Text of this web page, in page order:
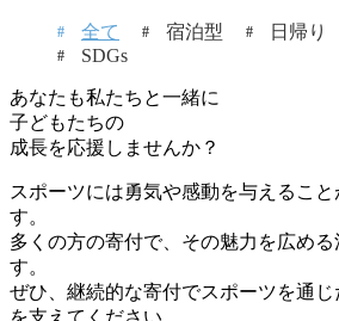
全て 宿泊型 日帰り
SDGs
あなたも私たちと一緒に
子どもたちの
成長を応援しませんか？
スポーツには勇気や感動を与えるこ
す。
多くの方の寄付で、その魅力を広め
す。
ぜひ、継続的な寄付でスポーツを通